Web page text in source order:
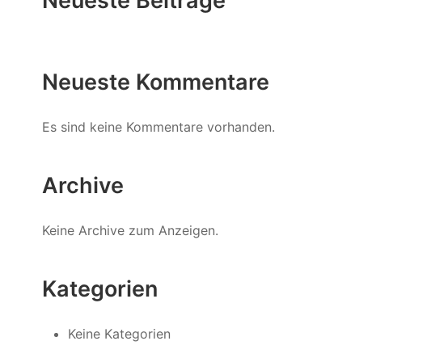
Neueste Kommentare
Es sind keine Kommentare vorhanden.
Archive
Keine Archive zum Anzeigen.
Kategorien
Keine Kategorien